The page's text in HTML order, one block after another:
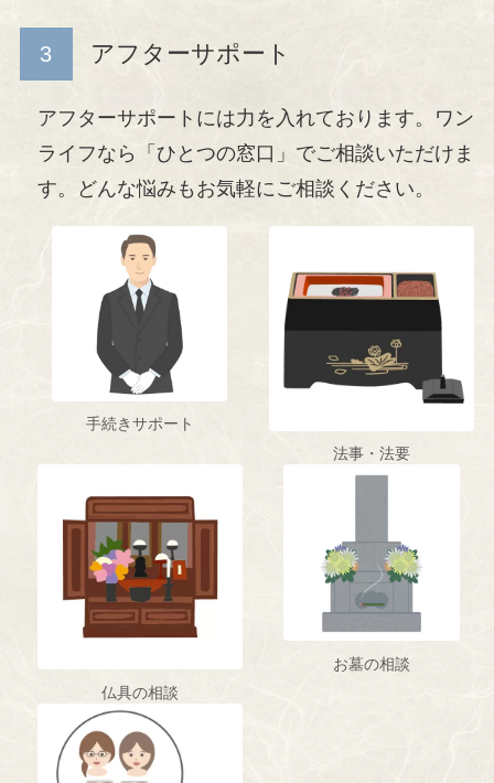
アフターサポート
アフターサポートには力を入れております。ワン
ライフなら「ひとつの窓口」でご相談いただけま
す。どんな悩みもお気軽にご相談ください。
手続きサポート
法事・法要
仏具の相談
お墓の相談